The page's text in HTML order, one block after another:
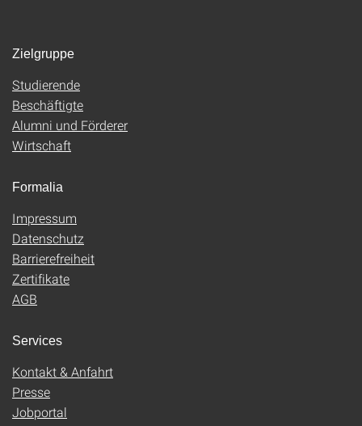
Zielgruppe
Studierende
Beschäftigte
Alumni und Förderer
Wirtschaft
Formalia
Impressum
Datenschutz
Barrierefreiheit
Zertifikate
AGB
Services
Kontakt & Anfahrt
Presse
Jobportal